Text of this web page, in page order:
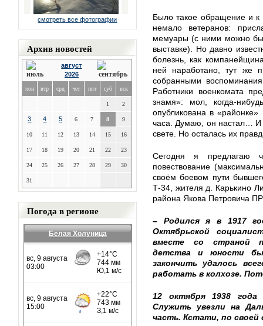
смотреть все фотографии
Архив новостей
август
2026
пон втр срд чет пят суб вск
1 2
3 4 5 6 7 8 9
10 11 12 13 14 15 16
17 18 19 20 21 22 23
24 25 26 27 28 29 30
31
Погода в регионе
Белая Холуница
Было такое обращение и к
немало ветеранов:
мемуары (с ними можно
выставке). Но давно
болезнь, как
ней наработано, тут же
собранными
Работники военкомата
знамя»: мол, когда-
опубликована в
часа. Думаю, он настал… И
свете. Но осталась их
Сегодня я предлагаю
повествование
своём боевом пути
Т-34, жителя д. Карькино
района Якова Петровича
– Родился я в 1917
Октябрьской
вместе со страной
детства и юности
закончить удалось
работать в колхозе.
12 октября 1938
Служить увезли на
часть. Кстати, по